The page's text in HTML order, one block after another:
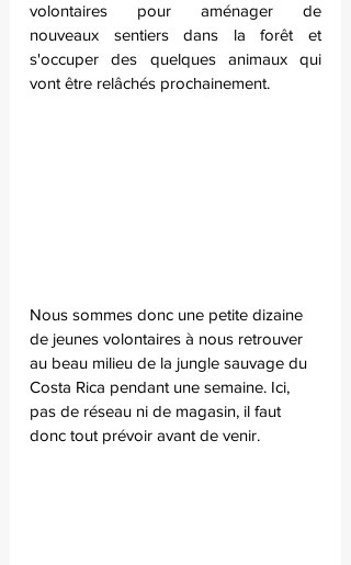
volontaires pour aménager de
nouveaux sentiers dans la forêt et
s'occuper des quelques animaux qui
vont être relâchés prochainement.
Nous sommes donc une petite dizaine
de jeunes volontaires à nous retrouver
au beau milieu de la jungle sauvage du
Costa Rica pendant une semaine. Ici,
pas de réseau ni de magasin, il faut
donc tout prévoir avant de venir.